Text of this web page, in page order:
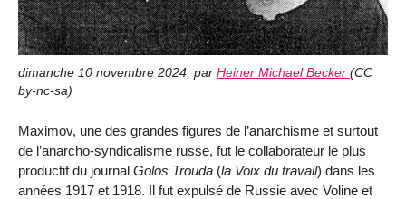
dimanche 10 novembre 2024, par Heiner Michael Becker (CC
by-nc-sa)
Maximov, une des grandes figures de l’anarchisme et surtout
de l’anarcho-syndicalisme russe, fut le collaborateur le plus
productif du jour­nal Golos Trouda (la Voix du travail) dans les
années 1917 et 1918. Il fut expulsé de Russie avec Voline et